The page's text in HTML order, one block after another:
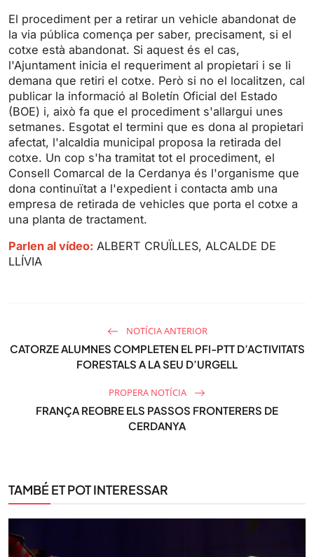
El procediment per a retirar un vehicle abandonat de
la via pública comença per saber, precisament, si el
cotxe està abandonat. Si aquest és el cas,
l'Ajuntament inicia el requeriment al propietari i se li
demana que retiri el cotxe. Però si no el localitzen, cal
publicar la informació al Boletín Oficial del Estado
(BOE) i, això fa que el procediment s'allargui unes
setmanes. Esgotat el termini que es dona al propietari
afectat, l'alcaldia municipal proposa la retirada del
cotxe. Un cop s'ha tramitat tot el procediment, el
Consell Comarcal de la Cerdanya és l'organisme que
dona continuïtat a l'expedient i contacta amb una
empresa de retirada de vehicles que porta el cotxe a
una planta de tractament.
Parlen al vídeo: ALBERT CRUÏLLES, ALCALDE DE
LLÍVIA
NOTÍCIA ANTERIOR
CATORZE ALUMNES COMPLETEN EL PFI-PTT D’ACTIVITATS
FORESTALS A LA SEU D’URGELL
PROPERA NOTÍCIA
FRANÇA REOBRE ELS PASSOS FRONTERERS DE
CERDANYA
TAMBÉ ET POT INTERESSAR